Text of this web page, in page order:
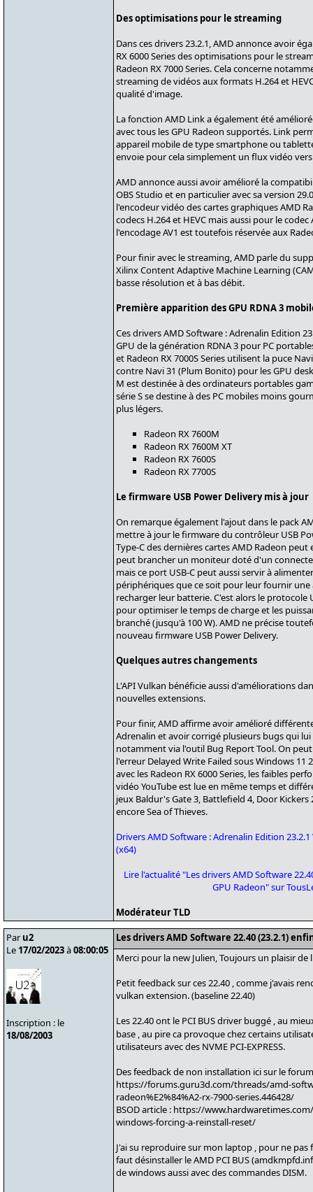
Des optimisations pour le streaming
Dans ces drivers 23.2.1, AMD annonce avoir
RX 6000 Series des optimisations pour le
Radeon RX 7000 Series. Cela concerne
streaming de vidéos aux formats H.264 et
qualité d'image.
La fonction AMD Link a également été
avec tous les GPU Radeon supportés. Link
appareil mobile de type smartphone ou
envoie pour cela simplement un flux vidéo
AMD annonce aussi avoir amélioré la
OBS Studio et en particulier avec sa version
l'encodeur vidéo des cartes graphiques AMD
codecs H.264 et HEVC mais aussi pour le
l'encodage AV1 est toutefois réservée aux
Pour finir avec le streaming, AMD parle du
Xilinx Content Adaptive Machine Learning
basse résolution et à bas débit.
Première apparition des GPU RDNA 3
Ces drivers AMD Software : Adrenalin Edition
GPU de la génération RDNA 3 pour PC
et Radeon RX 7000S Series utilisent la puce
contre Navi 31 (Plum Bonito) pour les GPU
M est destinée à des ordinateurs portables
série S se destine à des PC mobiles moins
plus légers.
Radeon RX 7600M
Radeon RX 7600M XT
Radeon RX 7600S
Radeon RX 7700S
Le firmware USB Power Delivery mis à jour
On remarque également l'ajout dans le pack
mettre à jour le firmware du contrôleur USB
Type-C des dernières cartes AMD Radeon
peut brancher un moniteur doté d'un
mais ce port USB-C peut aussi servir à
périphériques que ce soit pour leur fournir
recharger leur batterie. C'est alors le protocole
pour optimiser le temps de charge et les
branché (jusqu'à 100 W). AMD ne précise
nouveau firmware USB Power Delivery.
Quelques autres changements
L'API Vulkan bénéficie aussi d'améliorations
nouvelles extensions.
Pour finir, AMD affirme avoir amélioré
Adrenalin et avoir corrigé plusieurs bugs qui
notamment via l'outil Bug Report Tool. On
l'erreur Delayed Write Failed sous Windows 11
avec les Radeon RX 6000 Series, les faibles
vidéo YouTube est lue en même temps et
jeux Baldur's Gate 3, Battlefield 4, Door
encore Sea of Thieves.
Drivers AMD Software : Adrenalin Edition
(x64)
Lire l'actualité "Les drivers AMD Software
GPU Radeon" sur
Modérateur TLD
Par u2
Le 17/02/2023à08:00:05
Inscription : le
18/08/2003
Les drivers AMD Software 22.40 (23.2.1)
Merci pour la new Julien, Toujours un plaisir
Petit feedback sur ces 22.40 , comme j'avais
vulkan extension. (baseline 22.40)
Les 22.40 ont le PCI BUS driver buggé , au
base , au pire ca provoque chez certains
utilisateurs avec des NVME PCI-EXPRESS.
Des feedback de non installation ici sur le
https://forums.guru3d.com/threads/amd-
radeon%E2%84%A2-rx-7900-series.446428/
BSOD article : https://
windows-forcing-a-reinstall-reset/
J'ai su reproduire sur mon laptop , pour ne
faut désinstaller le AMD PCI BUS
de windows aussi avec des commandes DISM.